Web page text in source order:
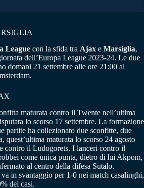
League con la sfida tra Ajax e Marsiglia,
dell’Europa League 2023-24. Le due
domani 21 settembre alle ore 21:00 al
maturata contro il Twente nell’ultima
lo scorso 17 settembre. La formazione
partite ha collezionato due sconfitte, due
quest’ultima maturata lo scorso 24 agosto
contro il Ludogorets. I lanceri contro il
come unica punta, dietro di lui Akpom,
al centro della difesa Sutalo.
in svantaggio per 1-0 nei match casalinghi,
dei casi.